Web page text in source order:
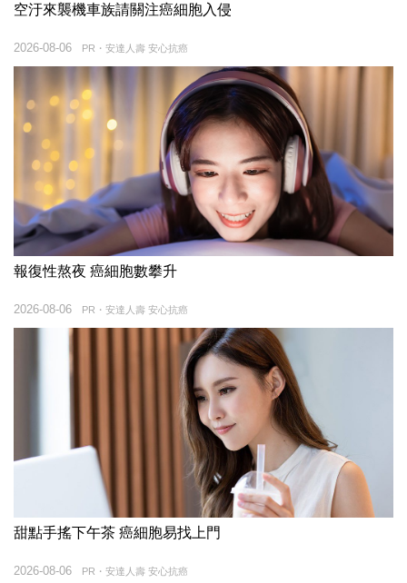
空汙來襲機車族請關注癌細胞入侵
PR・安達人壽 安心抗癌
2026-08-06
報復性熬夜 癌細胞數攀升
PR・安達人壽 安心抗癌
2026-08-06
甜點手搖下午茶 癌細胞易找上門
PR・安達人壽 安心抗癌
2026-08-06